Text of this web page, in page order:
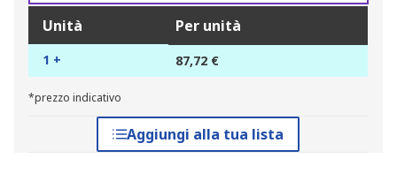
Unità Per unità
1 + 87,72 €
*prezzo indicativo
Aggiungi alla tua lista